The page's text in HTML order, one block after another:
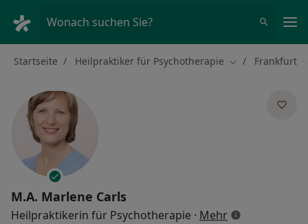
Wonach suchen Sie?
Startseite Heilpraktiker für Psychotherapie Stadt ändern
Frankfurt
M.A. Marlene Carls
Heilpraktikerin für Psychotherapie · Mehrüber